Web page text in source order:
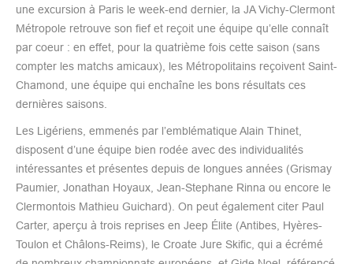
une excursion à Paris le week-end dernier, la JA Vichy-Clermont
Métropole retrouve son fief et reçoit une équipe qu’elle connaît
par coeur : en effet, pour la quatrième fois cette saison (sans
compter les matchs amicaux), les Métropolitains reçoivent Saint-
Chamond, une équipe qui enchaîne les bons résultats ces
dernières saisons.
Les Ligériens, emmenés par l’emblématique Alain Thinet,
disposent d’une équipe bien rodée avec des individualités
intéressantes et présentes depuis de longues années (Grismay
Paumier, Jonathan Hoyaux, Jean-Stephane Rinna ou encore le
Clermontois Mathieu Guichard). On peut également citer Paul
Carter, aperçu à trois reprises en Jeep Élite (Antibes, Hyères-
Toulon et Châlons-Reims), le Croate Jure Skific, qui a écrémé